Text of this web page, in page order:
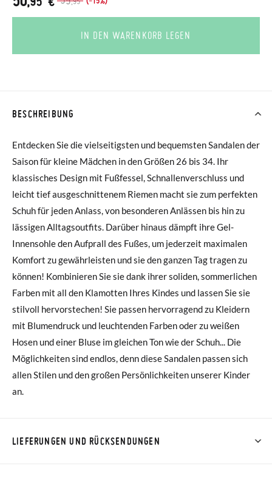
IN DEN WARENKORB LEGEN
BESCHREIBUNG
Entdecken Sie die vielseitigsten und bequemsten Sandalen der
Saison für kleine Mädchen in den Größen 26 bis 34. Ihr
klassisches Design mit Fußfessel, Schnallenverschluss und
leicht tief ausgeschnittenem Riemen macht sie zum perfekten
Schuh für jeden Anlass, von besonderen Anlässen bis hin zu
lässigen Alltagsoutfits. Darüber hinaus dämpft ihre Gel-
Innensohle den Aufprall des Fußes, um jederzeit maximalen
Komfort zu gewährleisten und sie den ganzen Tag tragen zu
können! Kombinieren Sie sie dank ihrer soliden, sommerlichen
Farben mit all den Klamotten Ihres Kindes und lassen Sie sie
stilvoll hervorstechen! Sie passen hervorragend zu Kleidern
mit Blumendruck und leuchtenden Farben oder zu weißen
Hosen und einer Bluse im gleichen Ton wie der Schuh... Die
Möglichkeiten sind endlos, denn diese Sandalen passen sich
allen Stilen und den großen Persönlichkeiten unserer Kinder
an.
LIEFERUNGEN UND RÜCKSENDUNGEN